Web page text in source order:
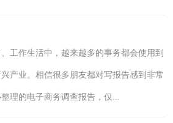
工作生活中，越来越多的事务都会使用到
产业。相信很多朋友都对写报告感到非常
理的电子商务调查报告，仅...